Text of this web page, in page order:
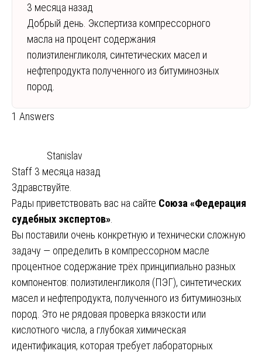
3 месяца назад
Добрый день. Экспертиза компрессорного
масла на процент содержания
полиэтиленгликоля, синтетических масел и
нефтепродукта полученного из битуминозных
пород.
1 Answers
Stanislav
Staff 3 месяца назад
Здравствуйте.
Рады приветствовать вас на сайте Союза «Федерация
судебных экспертов»
Вы поставили очень конкретную и технически сложную
задачу — определить в компрессорном масле
процентное содержание трёх принципиально разных
компонентов: полиэтиленгликоля (ПЭГ), синтетических
масел и нефтепродукта, полученного из битуминозных
пород. Это не рядовая проверка вязкости или
кислотного числа, а глубокая химическая
идентификация, которая требует лабораторных